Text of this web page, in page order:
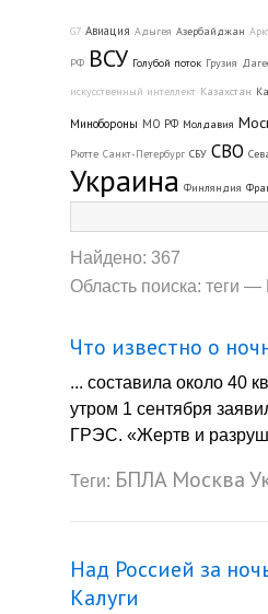
G7 Авиация Адыгея Азербайджан
РФ ВСУ Голубой поток Грузия
искусственный интеллект Казахстан
Минобороны МО РФ Молдавия
Рютте Санкт-Петербург СБУ СВО
Украина Финляндия
Найдено: 367
Область поиска: теги
Что известно о
... составила около 40
утром 1 сентября
ГРЭС. «Жертв и
Теги: БПЛА Москва
Над Россией за
Калуги